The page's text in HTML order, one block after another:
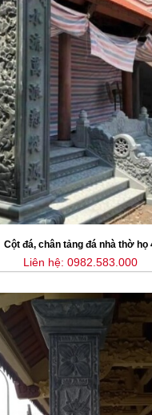
Cột đá, chân tảng đá nhà thờ họ
Liên hệ: 0982.583.000